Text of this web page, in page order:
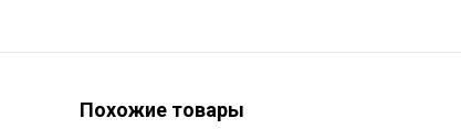
Похожие товары